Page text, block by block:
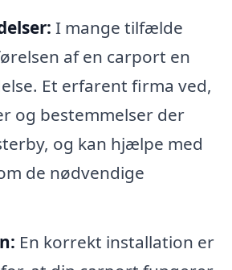
I mange tilfælde
af en carport en
Et erfarent firma ved,
og bestemmelser der
og kan hjælpe med
de nødvendige
En korrekt installation er